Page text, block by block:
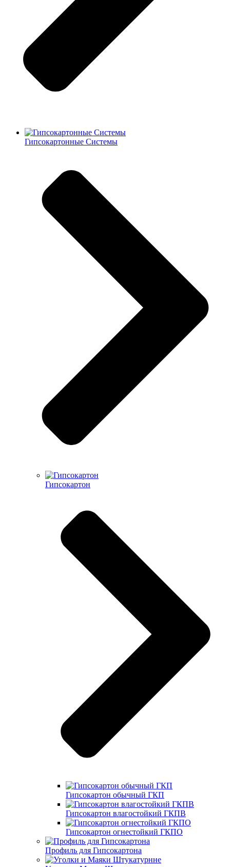
Гипсокартонные Системы
Гипсокартон
Гипсокартон обычный ГКП
Гипсокартон влагостойкий ГКПВ
Гипсокартон огнестойкий ГКПО
Профиль для Гипсокартона